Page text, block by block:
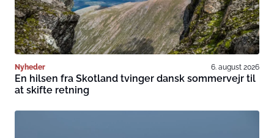
Nyheder 6. august 2026
En hilsen fra Skotland tvinger dansk sommervejr til
at skifte retning